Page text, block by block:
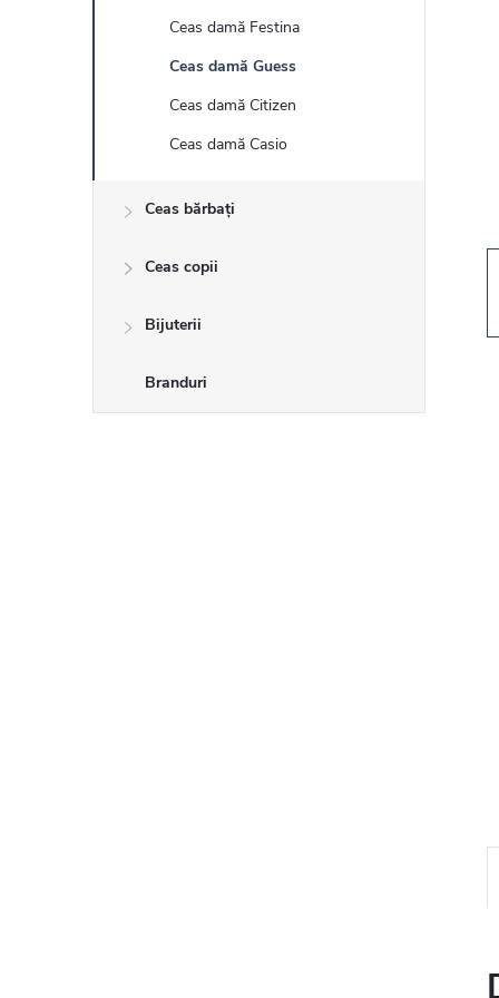
a
a
Ceas damă Festina
Ceas damă Guess
Ceas damă Citizen
Ceas damă Casio
Ceas bărbați
Ceas copii
Bijuterii
Branduri